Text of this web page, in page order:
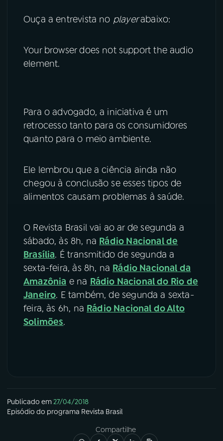
TikTok
Ouça a entrevista no playerabaixo:
Your browser does not support the audio
element.
Para o advogado, a iniciativa é um
retrocesso tanto para os consumidores
quanto para o meio ambiente.
Ele lembrou que a ciência ainda não
chegou à conclusão se esses tipos de
alimentos causam problemas à saúde.
O Revista Brasil vai ao ar de segunda a
sábado, às 8h, na Rádio Nacional de
Brasília. É transmitido de segunda a
sexta-feira, às 8h, na Rádio Nacional da
Amazônia e na Rádio Nacional do Rio de
Janeiro. E também, de segunda a sexta-
feira, às 6h, na Rádio Nacional do Alto
Solimões.
Publicado em27/04/2018
Episódio do programa Revista Brasil
Compartilhe